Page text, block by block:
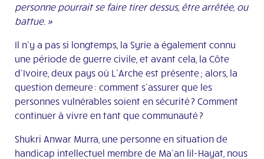
personne pourrait se faire tirer dessus, être arrêtée, ou
battue. »
Il n’y a pas si longtemps, la Syrie a également connu
une période de guerre civile, et avant cela, la Côte
d’Ivoire, deux pays où L’Arche est présente ; alors, la
question demeure : comment s’assurer que les
personnes vulnérables soient en sécurité ? Comment
continuer à vivre en tant que communauté ?
Shukri Anwar Murra, une personne en situation de
handicap intellectuel membre de Ma’an lil-Hayat, nous